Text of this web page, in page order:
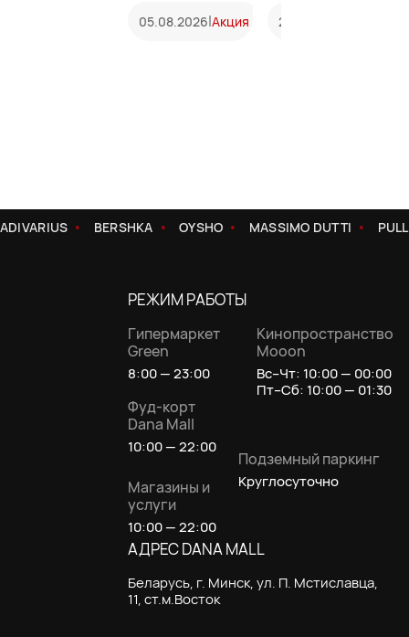
05.08.2026|Акция 20.07.2026
BERSHKA OYSHO MASSIMO DUTTI
РЕЖИМ РАБОТЫ
Гипермаркет
Green
8:00 — 23:00
Фуд-корт
Dana Mall
10:00 — 22:00
Магазины и
услуги
10:00 — 22:00
Подземный паркинг
Круглосуточно
Кинопространство
Mooon
Вс–Чт: 10:00 — 00:00
Пт–Сб: 10:00 — 01:30
АДРЕС DANA MALL
Беларусь, г. Минск, ул. П. Мстиславца,
11, ст.м.Восток